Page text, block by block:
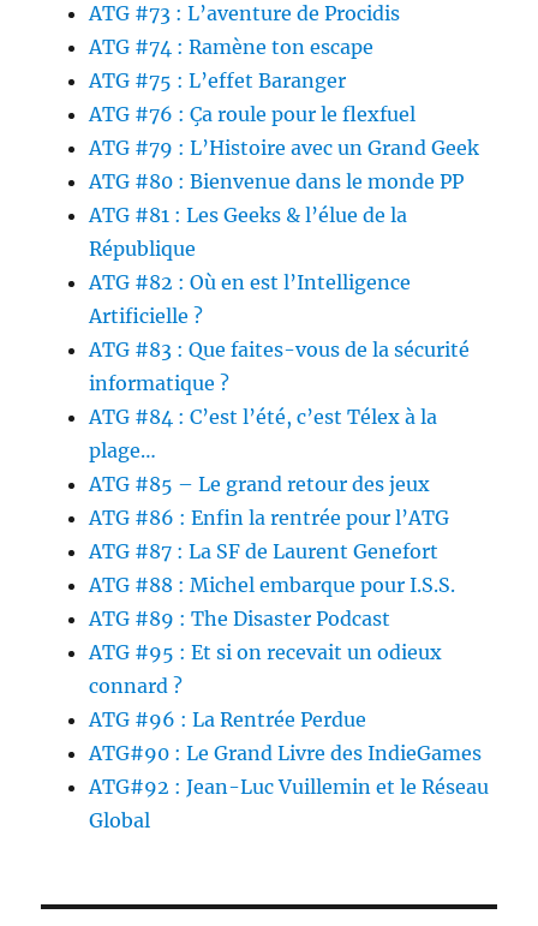
ATG #73 : L’aventure de Procidis
ATG #74 : Ramène ton escape
ATG #75 : L’effet Baranger
ATG #76 : Ça roule pour le flexfuel
ATG #79 : L’Histoire avec un Grand Geek
ATG #80 : Bienvenue dans le monde PP
ATG #81 : Les Geeks & l’élue de la
République
ATG #82 : Où en est l’Intelligence
Artificielle ?
ATG #83 : Que faites-vous de la sécurité
informatique ?
ATG #84 : C’est l’été, c’est Télex à la
plage…
ATG #85 – Le grand retour des jeux
ATG #86 : Enfin la rentrée pour l’ATG
ATG #87 : La SF de Laurent Genefort
ATG #88 : Michel embarque pour I.S.S.
ATG #89 : The Disaster Podcast
ATG #95 : Et si on recevait un odieux
connard ?
ATG #96 : La Rentrée Perdue
ATG#90 : Le Grand Livre des IndieGames
ATG#92 : Jean-Luc Vuillemin et le Réseau
Global